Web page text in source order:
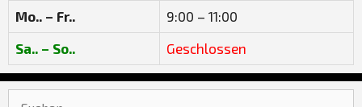
Mo.. – Fr..
9:00 – 11:00
Sa.. – So..
Geschlossen